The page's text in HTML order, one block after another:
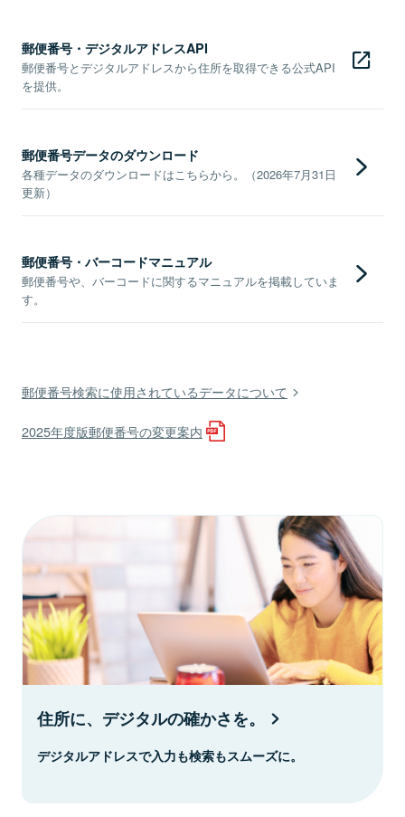
郵便番号・デジタルアドレスAPI
郵便番号とデジタルアドレスから住所を取得できる公式API
を提供。
郵便番号データのダウンロード
各種データのダウンロードはこちらから。（2026年7月31日
更新）
郵便番号・バーコードマニュアル
郵便番号や、バーコードに関するマニュアルを掲載していま
す。
郵便番号検索に使用されているデータについて
2025年度版郵便番号の変更案内
住所に、デジタルの確かさを。
デジタルアドレスで入力も検索もスムーズに。